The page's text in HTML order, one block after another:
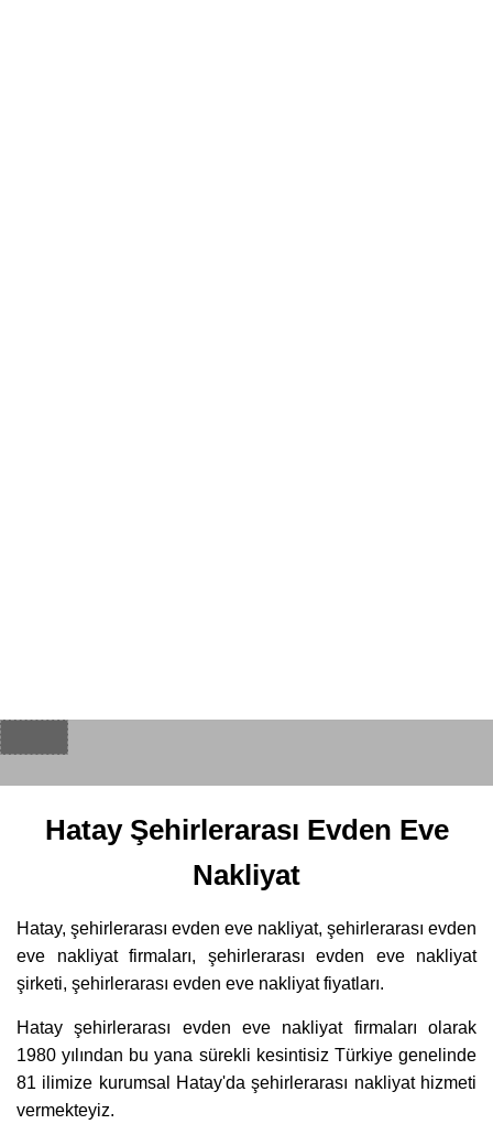
Hatay Şehirlerarası Evden Eve
Nakliyat
Hatay, şehirlerarası evden eve nakliyat, şehirlerarası evden
eve nakliyat firmaları, şehirlerarası evden eve nakliyat
şirketi, şehirlerarası evden eve nakliyat fiyatları.
Hatay şehirlerarası evden eve nakliyat firmaları olarak
1980 yılından bu yana sürekli kesintisiz Türkiye genelinde
81 ilimize kurumsal Hatay'da şehirlerarası nakliyat hizmeti
vermekteyiz.